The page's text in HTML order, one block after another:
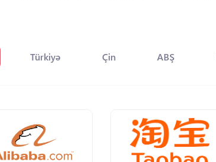
Türkiyə Çin ABŞ